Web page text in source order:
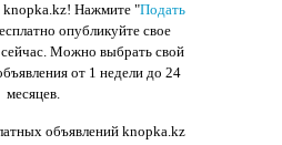
knopka.kz! Нажмите "Подать
опубликуйте свое
Можно выбрать свой
от 1 недели до 24
месяцев.
объявлений knopka.kz